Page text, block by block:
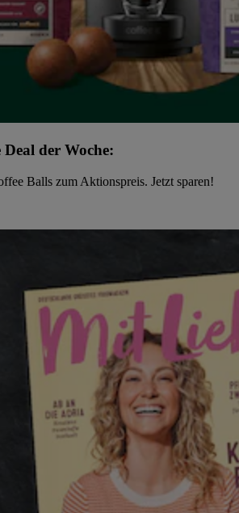
der Woche:
Balls zum Aktionspreis. Jetzt sparen!